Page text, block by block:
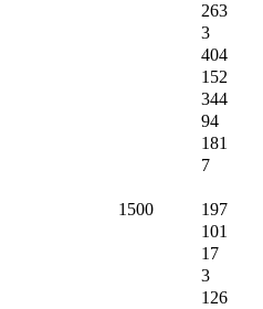
263
3
404
152
344
94
181
7
1500 197
101
17
3
126